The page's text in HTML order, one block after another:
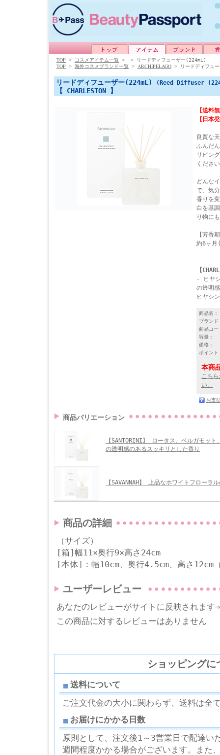
TOP > コスメアイテム一覧 > > リードディフューザー(224mL)
TOP > 海外コスメブランド一覧 > ARCHIPELAGO > リードディフュ
リードディフューザー(224mL) (Reed Diffuser
【 CHARLESTON 】
【送料
【日本
良質な
ふんだ
リビン
くださ
どんな
で、気
香りを
白を基
り物に
【芳香
約6ヶ月
【
- ヒヤ
の透明
ヒヤシ
商品名：
ブランド
商品コー
容量：
価格：
ポイント
本商
こち
い。
お支
商品バリエーション
【SANTORINI】 ロータス、ベルガモット
の透明感のあるスッキリとした香り
【SAVANNAH】 上品なホワイトフローラ
商品の詳細
（サイズ）
[箱]幅11×奥行9×高さ24cm
[本体]：幅10cm、奥行4.5cm、高さ12cm
ユーザーレビュー
あなたのレビューがサイトに反映されま
この商品に対するレビューはありません
ショッピングに
送料について
ご注文代金の大小に関わらず、送料は全
お届けにかかる日数
原則として、注文後1～3営業日で配達い
週間程度かかる場合がございます。また